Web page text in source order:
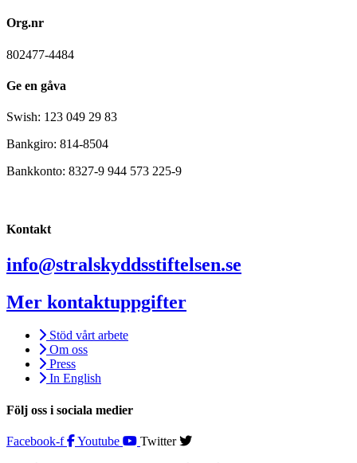
Org.nr
802477-4484
Ge en gåva
Swish: 123 049 29 83
Bankgiro: 814-8504
Bankkonto: 8327-9 944 573 225-9
Kontakt
info@stralskyddsstiftelsen.se
Mer kontaktuppgifter
Stöd vårt arbete
Om oss
Press
In English
Följ oss i sociala medier
Facebook-f Youtube
Twitter